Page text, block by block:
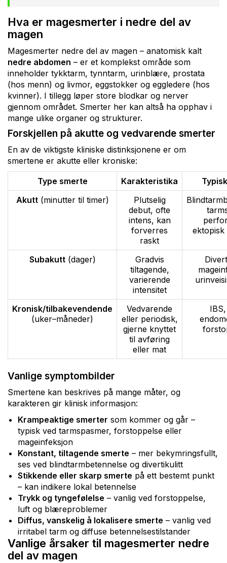
Hva er magesmerter i nedre del av
magen
Magesmerter nedre del av magen – anatomisk kalt
nedre abdomen – er et komplekst område som
inneholder tykktarm, tynntarm, urinblære, prostata
(hos menn) og livmor, eggstokker og eggledere (hos
kvinner). I tillegg løper store blodkar og nerver
gjennom området. Smerter her kan altså ha opphav i
mange ulike organer og strukturer.
Forskjellen på akutte og vedvarende smerter
En av de viktigste kliniske distinksjonene er om
smertene er akutte eller kroniske:
Type smerte
Karakteristika
Akutt(minutter til timer)
Plutselig
debut, ofte
intens, kan
forverres
raskt
ektopisk
Subakutt(dager)
Gradvis
tiltagende,
varierende
intensitet
Kronisk/tilbakevendende
(uker–måneder)
Vedvarende
eller periodisk,
gjerne knyttet
til avføring
eller mat
Vanlige symptombilder
Smertene kan beskrives på mange måter, og
karakteren gir klinisk informasjon:
Krampeaktige smerter som kommer og går –
typisk ved tarmspasmer, forstoppelse eller
mageinfeksjon
Konstant, tiltagende smerte – mer bekymringsfullt,
ses ved blindtarmbetennelse og divertikulitt
Stikkende eller skarp smerte på ett bestemt punkt
– kan indikere lokal betennelse
Trykk og tyngefølelse – vanlig ved forstoppelse,
luft og blæreproblemer
Diffus, vanskelig å lokalisere smerte – vanlig ved
irritabel tarm og diffuse betennelsestilstander
Vanlige årsaker til magesmerter nedre
del av magen